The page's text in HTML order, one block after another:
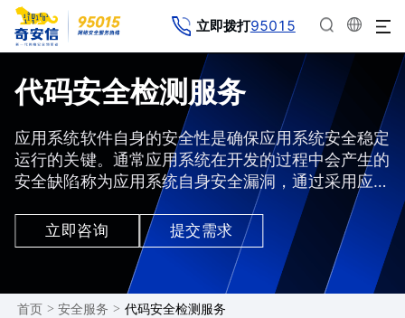
立即拨打95015
代码安全检测服务
应用系统软件自身的安全性是确保应用系统安全稳定
运行的关键。通常应用系统在开发的过程中会产生的
安全缺陷称为应用系统自身安全漏洞，通过采用应用
系统源代码安全检测服务，来减少和降低开发过程中
的安全缺陷，有效降低客户应用系统安全风险，保障
应用系统安全稳定运行。
立即咨询 提交需求
首页 > 安全服务 > 代码安全检测服务